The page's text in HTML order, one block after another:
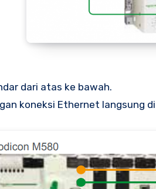
dari atas ke bawah.
koneksi Ethernet langsung